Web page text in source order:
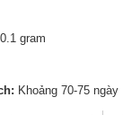
0.1 gram
Khoảng 70-75 ngày